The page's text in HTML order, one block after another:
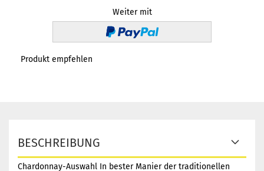
Weiter mit
Produkt empfehlen
BESCHREIBUNG
Chardonnay-Auswahl In bester Manier der traditionellen